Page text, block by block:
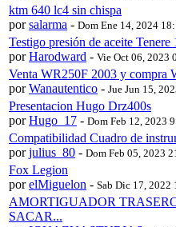
ktm 640 lc4 sin chispa
porsalarma - Dom Ene 14, 2024
Testigo presión de aceite Tenere
porHarodward - Vie Oct 06, 2023
Venta WR250F 2003 y compra
porWanautentico - Jue Jun 15,
Presentacion Hugo Drz400s
porHugo_17 - Dom Feb 12, 2023
Compatibilidad Cuadro de
porjulius_80 - Dom Feb 05, 2023
Fox Legion
porelMiguelon - Sab Dic 17, 2022
AMORTIGUADOR
SACAR...